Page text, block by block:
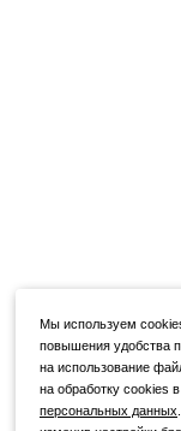
Мы используем
повышения удобства
на использование
на обработку cookies
персональных данных